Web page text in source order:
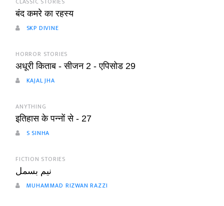
बंद कमरे का रहस्य
SKP DIVINE
HORROR STORIES
अधूरी किताब - सीजन 2 - एपिसोड 29
KAJAL JHA
ANYTHING
इतिहास के पन्नों से - 27
S SINHA
FICTION STORIES
نیم بسمل
MUHAMMAD RIZWAN RAZZI